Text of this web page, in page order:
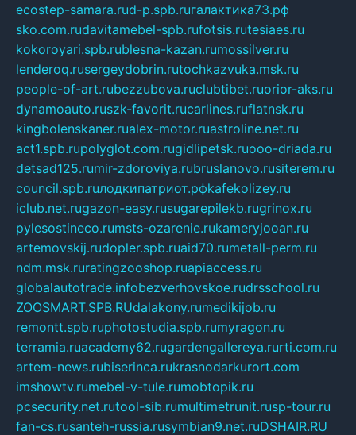
ecostep-samara.rud-p.spb.ruгалактика73.рф
sko.com.rudavitamebel-spb.rufotsis.rutesiaes.ru
kokoroyari.spb.rublesna-kazan.rumossilver.ru
lenderoq.rusergeydobrin.rutochkazvuka.msk.ru
people-of-art.rubezzubova.ruclubtibet.ruorior-aks.ru
dynamoauto.ruszk-favorit.rucarlines.ruflatnsk.ru
kingbolenskaner.rualex-motor.ruastroline.net.ru
act1.spb.rupolyglot.com.rugidlipetsk.ruooo-driada.ru
detsad125.rumir-zdoroviya.rubruslanovo.rusiterem.ru
council.spb.ruлодкипатриот.рфkafekolizey.ru
iclub.net.rugazon-easy.rusugarepilekb.rugrinox.ru
pylesostineco.rumsts-ozarenie.rukameryjooan.ru
artemovskij.rudopler.spb.ruaid70.rumetall-perm.ru
ndm.msk.ruratingzooshop.ruapiaccess.ru
globalautotrade.infobezverhovskoe.rudrsschool.ru
ZOOSMART.SPB.RUdalakony.rumedikijob.ru
remontt.spb.ruphotostudia.spb.rumyragon.ru
terramia.ruacademy62.rugardengallereya.rurti.com.ru
artem-news.rubiserinca.rukrasnodarkurort.com
imshowtv.rumebel-v-tule.rumobtopik.ru
pcsecurity.net.rutool-sib.rumultimetrunit.rusp-tour.ru
fan-cs.rusanteh-russia.rusymbian9.net.ruDSHAIR.RU